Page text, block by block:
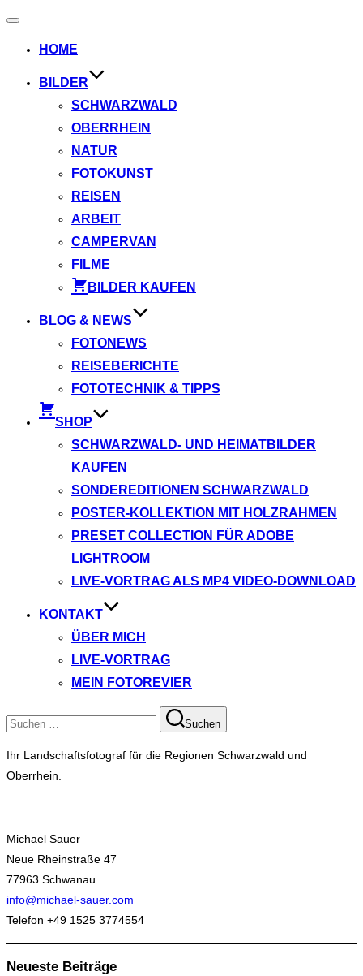
Navigation
HOME
BILDER
SCHWARZWALD
OBERRHEIN
NATUR
FOTOKUNST
REISEN
ARBEIT
CAMPERVAN
FILME
BILDER KAUFEN
BLOG & NEWS
FOTONEWS
REISEBERICHTE
FOTOTECHNIK & TIPPS
SHOP
SCHWARZWALD- UND HEIMATBILDER
KAUFEN
SONDEREDITIONEN SCHWARZWALD
POSTER-KOLLEKTION MIT HOLZRAHMEN
PRESET COLLECTION FÜR ADOBE
LIGHTROOM
LIVE-VORTRAG ALS MP4 VIDEO-DOWNLOAD
KONTAKT
ÜBER MICH
LIVE-VORTRAG
MEIN FOTOREVIER
Suchen
nach:
Suchen
Ihr Landschaftsfotograf für die Regionen Schwarzwald und
Oberrhein.
Michael Sauer
Neue Rheinstraße 47
77963 Schwanau
info@michael-sauer.com
Telefon +49 1525 3774554
Neueste Beiträge